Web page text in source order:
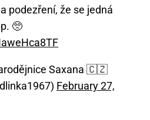
podezření, že se jedná
🥺
Saxana 🇨🇿
February 27,